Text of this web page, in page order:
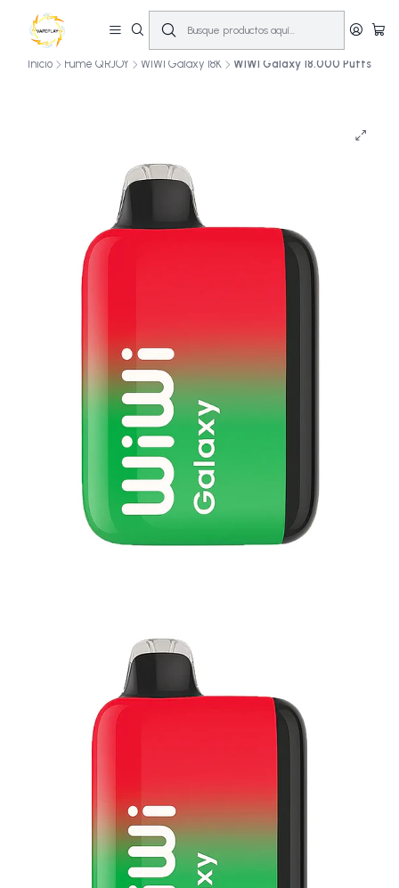
10% OFF primera compra! | Compra antes de las 14:00 y recíbelo el mismo
día en Santiago (Lun–Sáb)🚚💨
Inicio Fume QRJOY WIWI Galaxy 18K WIWI Galaxy 18.000 Puffs